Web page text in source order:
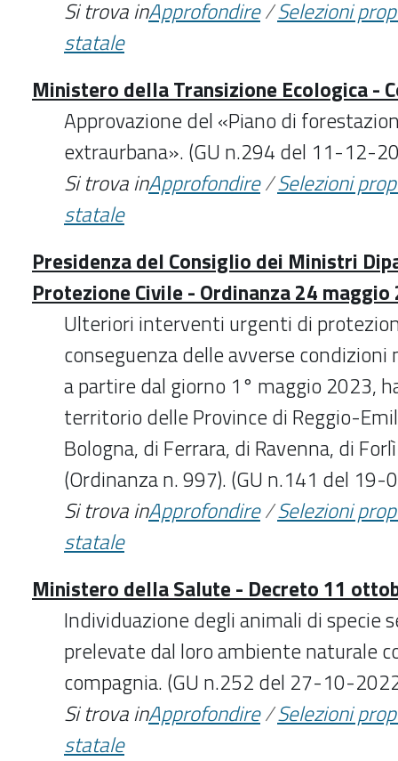
Si trova inApprofondire/Selezioni
statale
Ministero della Transizione Ecologica -
Approvazione del «Piano di
extraurbana». (GU n.294 del 11-12-
Si trova inApprofondire/Selezioni
statale
Presidenza del Consiglio dei Ministri
Protezione Civile - Ordinanza 24 maggio
Ulteriori interventi urgenti di
conseguenza delle avverse
a partire dal giorno 1° maggio 2023,
territorio delle Province di Reggio-
Bologna, di Ferrara, di Ravenna, di
(Ordinanza n. 997). (GU n.141 del
Si trova inApprofondire/Selezioni
statale
Ministero della Salute - Decreto 11
Individuazione degli animali di specie
prelevate dal loro ambiente naturale
compagnia. (GU n.252 del 27-10-
Si trova inApprofondire/Selezioni
statale